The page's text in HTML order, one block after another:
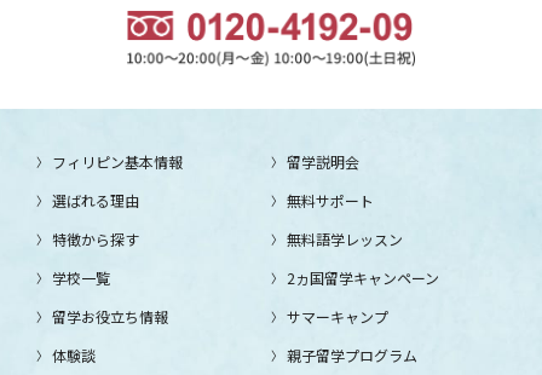
フィリピン基本情報
選ばれる理由
特徴から探す
学校一覧
留学お役立ち情報
体験談
留学説明会
無料サポート
無料語学レッスン
2ヵ国留学キャンペーン
サマーキャンプ
親子留学プログラム